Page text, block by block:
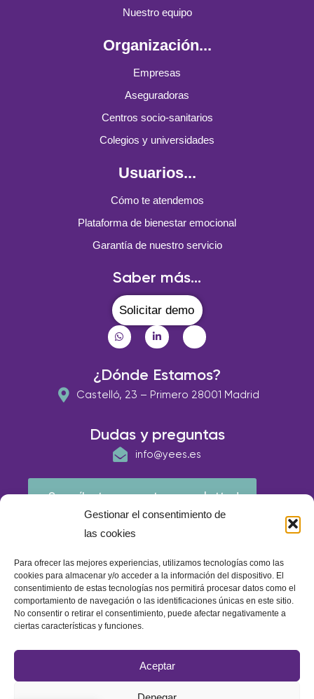
Gestionar el consentimiento de
las cookies
Para ofrecer las mejores experiencias, utilizamos tecnologías como las
cookies para almacenar y/o acceder a la información del dispositivo. El
consentimiento de estas tecnologías nos permitirá procesar datos como el
comportamiento de navegación o las identificaciones únicas en este sitio.
No consentir o retirar el consentimiento, puede afectar negativamente a
ciertas características y funciones.
Aceptar
Nuestro equipo
Organización...
Empresas
Aseguradoras
Centros socio-sanitarios
Colegios y universidades
Usuarios...
Cómo te atendemos
Plataforma de bienestar emocional
Garantía de nuestro servicio
Saber más...
Solicitar demo
¿Dónde Estamos?
Castelló, 23 – Primero 28001 Madrid
Dudas y preguntas
info@yees.es
¡Suscríbete a nuestra newsletter!
© E.A.P IBERIA 2026
Política de cookies